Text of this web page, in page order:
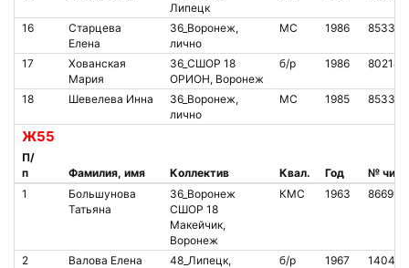
Липецк
16
Старцева
Елена
36_Воронеж,
лично
МС 1986
17
Хованская
Мария
36_СШОР 18
ОРИОН, Воронеж
б/р 1986
18 Шевелева Инна
36_Воронеж,
лично
МС 1985
Ж55
П/
п
Фамилия, имя Коллектив Квал. Год
№ чипа
1
Большунова
Татьяна
36_Воронеж
СШОР 18
Макейчик,
Воронеж
КМС 1963
2 Валова Елена
48_Липецк,
б/р 1967